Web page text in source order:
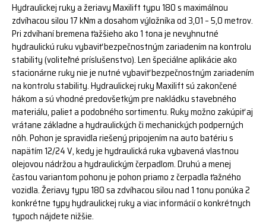
Hydraulickej ruky a žeriavy Maxilift typu 180 s maximálnou
zdvíhacou silou 17 kNm a dosahom výložníka od 3,01 – 5,0 metrov.
Pri zdvíhaní bremena ťažšieho ako 1 tona je nevyhnutné
hydraulickú ruku vybaviť bezpečnostným zariadením na kontrolu
stability (voliteľné príslušenstvo). Len špeciálne aplikácie ako
stacionárne ruky nie je nutné vybaviť bezpečnostným zariadením
na kontrolu stability. Hydraulickej ruky Maxilift sú zakončené
hákom a sú vhodné predovšetkým pre nakládku stavebného
materiálu, paliet a podobného sortimentu. Ruky možno zakúpiť aj
vrátane základne a hydraulických či mechanických podperných
nôh. Pohon je spravidla riešený pripojením na auto batériu s
napätím 12/24 V, kedy je hydraulická ruka vybavená vlastnou
olejovou nádržou a hydraulickým čerpadlom. Druhú a menej
častou variantom pohonu je pohon priamo z čerpadla ťažného
vozidla. Žeriavy typu 180 sa zdvíhacou silou nad 1 tonu ponúka 2
konkrétne typy hydraulickej ruky a viac informácií o konkrétnych
typoch nájdete nižšie.